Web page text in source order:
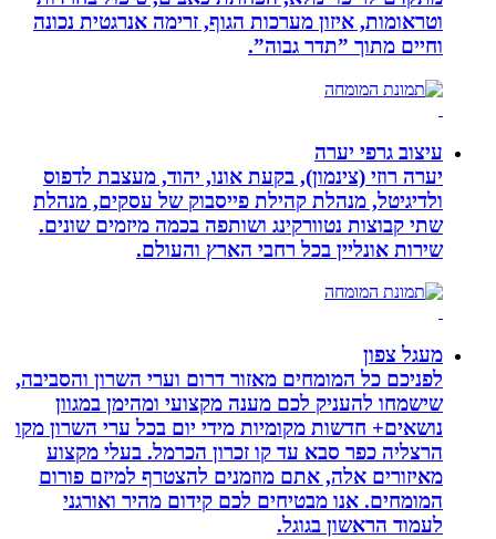
וטראומות, איזון מערכות הגוף, זרימה אנרגטית נכונה
וחיים מתוך ”תדר גבוה”.
עיצוב גרפי יערה
יערה רוזי (צינמון), בקעת אונו, יהוד, מעצבת לדפוס
ולדיגיטל, מנהלת קהילת פייסבוק של עסקים, מנהלת
שתי קבוצות נטוורקינג ושותפה בכמה מיזמים שונים.
שירות אונליין בכל רחבי הארץ והעולם.
מעגל צפון
לפניכם כל המומחים מאזור דרום וערי השרון והסביבה,
שישמחו להעניק לכם מענה מקצועי ומהימן במגוון
נושאים+ חדשות מקומיות מידי יום בכל ערי השרון מקו
הרצליה כפר סבא עד קו זכרון הכרמל. בעלי מקצוע
מאיזורים אלה, אתם מוזמנים להצטרף למיזם פורום
המומחים. אנו מבטיחים לכם קידום מהיר ואורגני
לעמוד הראשון בגוגל.